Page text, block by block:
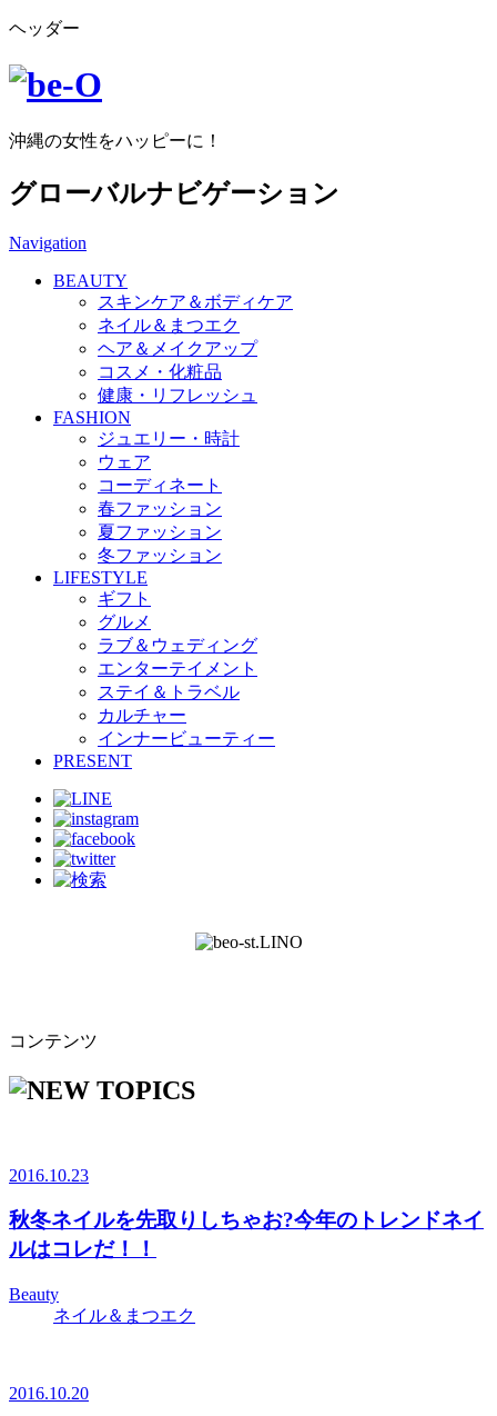
ヘッダー
沖縄の女性をハッピーに！
グローバルナビゲーション
Navigation
BEAUTY
スキンケア＆ボディケア
ネイル＆まつエク
ヘア＆メイクアップ
コスメ・化粧品
健康・リフレッシュ
FASHION
ジュエリー・時計
ウェア
コーディネート
春ファッション
夏ファッション
冬ファッション
LIFESTYLE
ギフト
グルメ
ラブ＆ウェディング
エンターテイメント
ステイ＆トラベル
カルチャー
インナービューティー
PRESENT
コンテンツ
2016.10.23
秋冬ネイルを先取りしちゃお?今年のトレンドネイ
ルはコレだ！！
Beauty
ネイル＆まつエク
2016.10.20